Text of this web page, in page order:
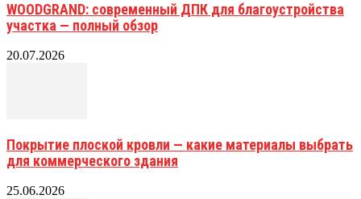
WOODGRAND: современный ДПК для благоустройства
участка — полный обзор
20.07.2026
Покрытие плоской кровли — какие материалы выбрать
для коммерческого здания
25.06.2026